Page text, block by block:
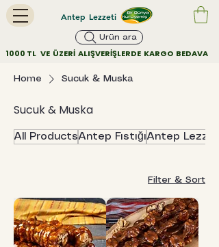
Antep Lezzeti
Ürün ara
1000 TL   VE  ÜZERİ  ALIŞVERİŞLERDE  KARGO  BEDAVA
Home Sucuk & Muska
Sucuk & Muska
All ProductsAntep FıstığıAntep
Filter & Sort